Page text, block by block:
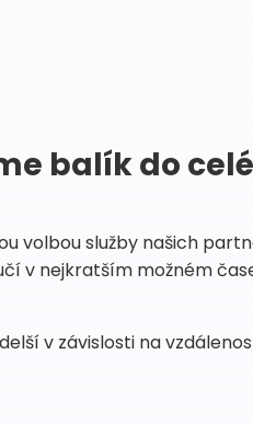
balík do
služby našich
v nejkratším možném
v závislosti na